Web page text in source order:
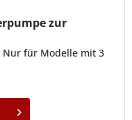
zur
Nur für Modelle mit 3